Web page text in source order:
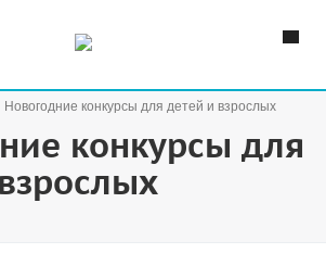
Новогодние конкурсы для детей и взрослых
конкурсы для